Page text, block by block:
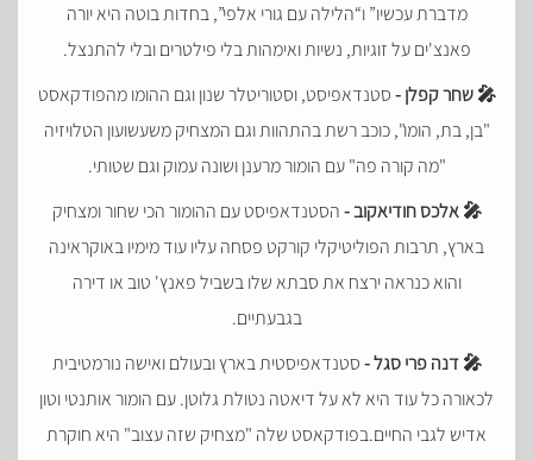
מדברת עכשיו” ו“הלילה עם גורי אלפי”, בחדות בוטה היא יורה
פאנצ'ים על זוגיות, נשיות ואימהות בלי פילטרים ובלי להתנצל.
🎤 שחר קפלן -סטנדאפיסט, וסטוריטלר שנון וגם ההומו מהפודקאסט
"בן, בת, הומו", כוכב רשת בהתהוות וגם המצחיק משעשועון הטלויזיה
"מה קורה פה" עם הומור מרענן ושונה עמוק וגם שטותי.
🎤 אלכס חודיאקוב -הסטנדאפיסט עם ההומור הכי שחור ומצחיק
בארץ, תרבות הפוליטיקלי קורקט פסחה עליו עוד מימיו באוקראינה
והוא כנראה ירצח את סבתא שלו בשביל פאנץ' טוב או דירה
בגבעתיים.
🎤 דנה פרי סגל -סטנדאפיסטית בארץ ובעולם ואישה נורמטיבית
לכאורה כל עוד היא לא על דיאטה נטולת גלוטן. עם הומור אותנטי וטון
אדיש לגבי החיים.בפודקאסט שלה "מצחיק שזה עצוב" היא חוקרת